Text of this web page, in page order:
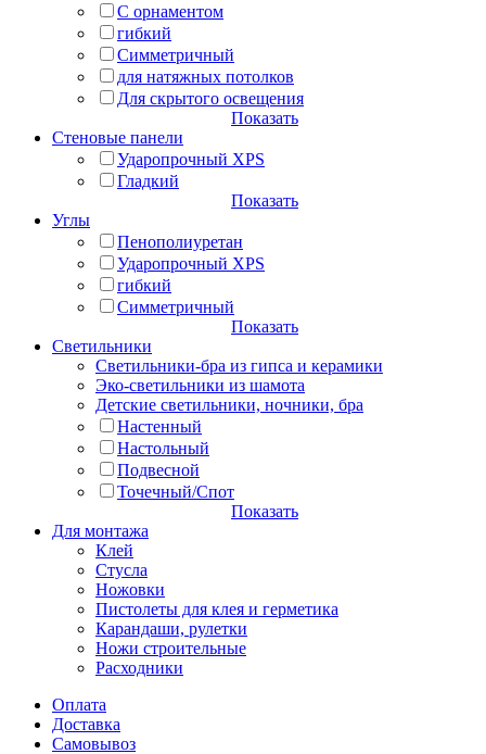
С орнаментом
гибкий
Симметричный
для натяжных потолков
Для скрытого освещения
Показать
Стеновые панели
Ударопрочный XPS
Гладкий
Показать
Углы
Пенополиуретан
Ударопрочный XPS
гибкий
Симметричный
Показать
Светильники
Светильники-бра из гипса и керамики
Эко-светильники из шамота
Детские светильники, ночники, бра
Настенный
Настольный
Подвесной
Точечный/Спот
Показать
Для монтажа
Клей
Стусла
Ножовки
Пистолеты для клея и герметика
Карандаши, рулетки
Ножи строительные
Расходники
Оплата
Доставка
Самовывоз